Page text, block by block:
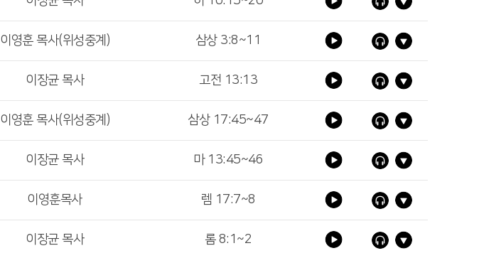
이영훈 목사(위성중계) 삼상 3:8~11
이장균 목사 고전 13:13
이영훈 목사(위성중계) 삼상 17:45~47
이장균 목사 마 13:45~46
이영훈목사 렘 17:7~8
이장균 목사 롬 8:1~2